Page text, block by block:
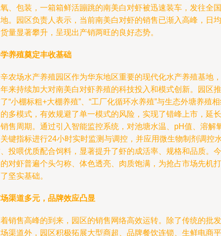
、包装，一箱箱鲜活蹦跳的南美白对虾被迅速装车，发往全国
。园区负责人表示，当前南美白对虾的销售已渐入高峰，日均
量显著攀升，呈现出产销两旺的良好态势。
养殖奠定丰收基础
农场水产养殖园区作为华东地区重要的现代化水产养殖基地，
来持续加大对南美白对虾养殖的科技投入和模式创新。园区推
“小棚标粗+大棚养殖”、“工厂化循环水养殖”与生态外塘养殖
多模式，有效规避了单一模式的风险，实现了错峰上市，延长
售周期。通过引入智能监控系统，对池塘水温、pH值、溶解
键指标进行24小时实时监测与调控，并应用微生物制剂调控
投喂优质配合饲料，显著提升了虾的成活率、规格和品质。今
对虾普遍个头匀称、体色透亮、肉质饱满，为抢占市场先机打
坚实基础。
渠道多元，品牌效应凸显
销售高峰的到来，园区的销售网络高效运转。除了传统的批发
渠道外，园区积极拓展大型商超、品牌餐饮连锁、生鲜电商平